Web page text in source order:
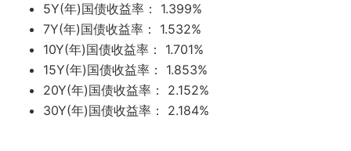
5Y(年)国债收益率： 1.399%
7Y(年)国债收益率： 1.532%
10Y(年)国债收益率： 1.701%
15Y(年)国债收益率： 1.853%
20Y(年)国债收益率： 2.152%
30Y(年)国债收益率： 2.184%